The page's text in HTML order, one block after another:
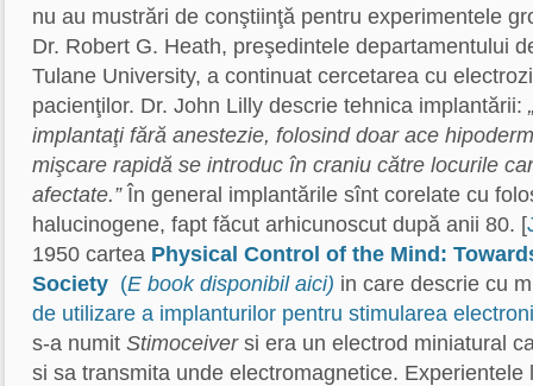
nu au mustrări de conştiinţă pentru experimentele
Dr. Robert G. Heath, preşedintele departamentului
Tulane University, a continuat cercetarea cu
pacienţilor. Dr. John Lilly descrie tehnica implantării:
implantaţi fără anestezie, folosind doar ace
mişcare rapidă se introduc în craniu către locurile
afectate.”În general implantările sînt corelate cu
halucinogene, fapt făcut arhicunoscut după anii 80. [
1950 cartea Physical Control of the Mind:
Society (E book disponibil aici) in care descrie cu
de utilizare a implanturilor pentru stimularea
s-a numit Stimoceiversi era un electrod miniatural
si sa transmita unde electromagnetice. Experientele